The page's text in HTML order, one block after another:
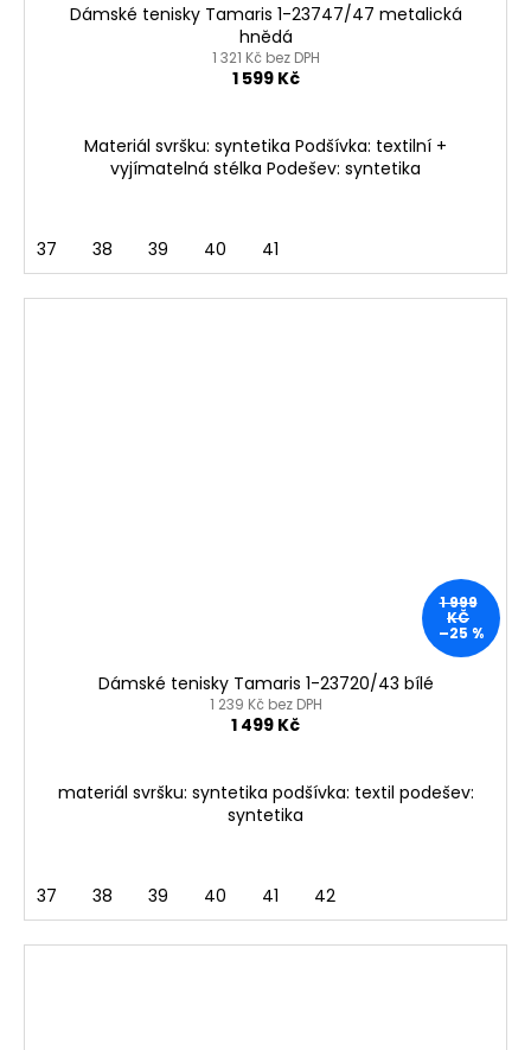
Dámské tenisky Tamaris 1-23747/47 metalická
hnědá
1 321 Kč bez DPH
1 599 Kč
Materiál svršku: syntetika Podšívka: textilní +
vyjímatelná stélka Podešev: syntetika
37 38 39 40 41
1 999
KČ
–25 %
Dámské tenisky Tamaris 1-23720/43 bílé
1 239 Kč bez DPH
1 499 Kč
materiál svršku: syntetika podšívka: textil podešev:
syntetika
37 38 39 40 41 42